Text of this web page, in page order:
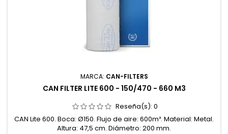
MARCA: CAN-FILTERS
CAN FILTER LITE 600 - 150/470 - 660 M3
Reseña(s): 0
CAN Lite 600. Boca: Ø150. Flujo de aire: 600m³. Material: Metal.
Altura: 47,5 cm. Diámetro: 200 mm.